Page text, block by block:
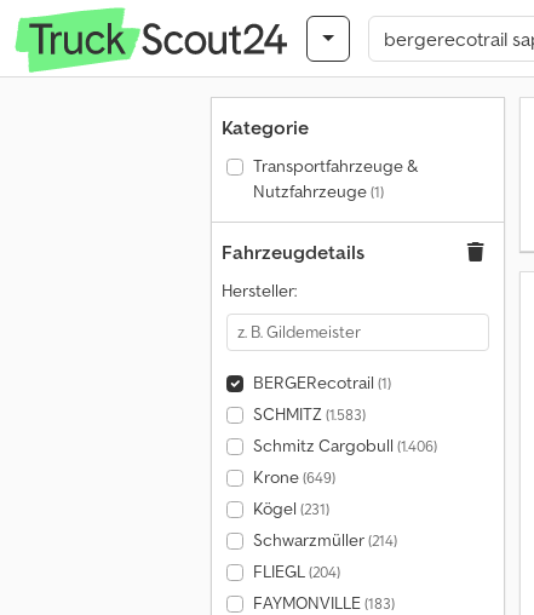
Kategorie
Transportfahrzeuge &
Nutzfahrzeuge(1)
Fahrzeugdetails
Hersteller:
BERGERecotrail (1)
SCHMITZ(1.583)
Schmitz Cargobull (1.406)
Krone(649)
Kögel (231)
Schwarzmüller(214)
FLIEGL(204)
FAYMONVILLE(183)